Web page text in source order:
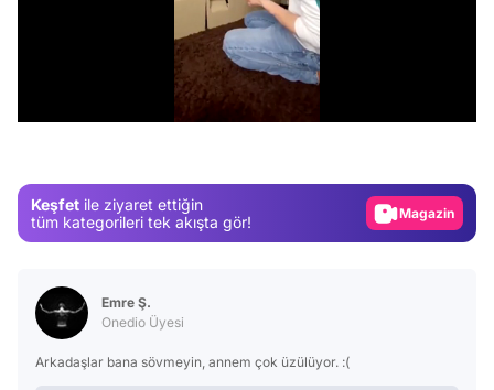
Keşfet ile ziyaret ettiğin
tüm kategorileri tek akışta gör!
Magazin
Video
Emre Ş.
Onedio Üyesi
Arkadaşlar bana sövmeyin, annem çok üzülüyor. :(